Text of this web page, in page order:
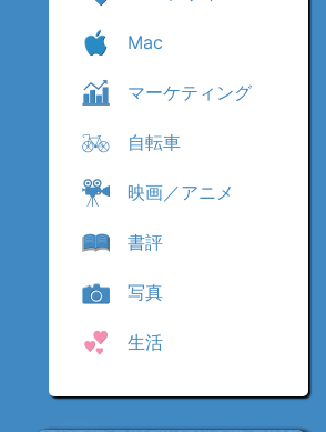
Mac
マーケティング
自転車
映画／アニメ
書評
写真
生活